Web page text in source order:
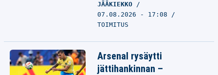
JÄÄKIEKKO
07.08.2026 - 17:08
TOIMITUS
Arsenal rysäytti
jättihankinnan –